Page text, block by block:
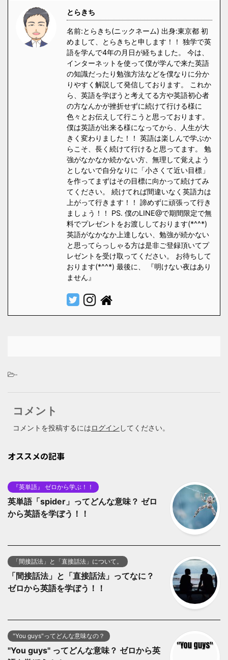
とらきち
名前:とらきち(ニックネーム) 出身:東京都 初
めまして、とらきちと申します！！ 独学で英
語を学んで4年の月日が経ちました。 今は、
インターネットを使って僕が学んで来た英語
の知識だったり勉強方法などを僕なりに分か
りやすく解説して発信しております。 これか
ら、英語を学ぼうと考えてる方や英語初心者
の方なんかが挫折せずに続けて行ける様に
色々とお伝えして行こうと思っております。
僕は英語が出来る様になってから、人生が大
きく変わりました！！ 英語は楽しんで学ぶか
らこそ、長く続けて行けると思ってます。 勉
強がなかなか続かない方、無理して覚えよう
としないで自分なりに「小さくて近い目標」
を作ってまずはその目標に向かって続けてみ
てください。 続けてれば間違いなく英語力は
上がって行きます！！ 諦めずに頑張って行き
ましょう！！ PS. 僕のLINE@で期間限定で無
料でプレゼントをお渡ししております(*^^*)
英語がなかなか上達しない、勉強が続かない
と思ってらっしゃる方は是非ご登録頂いてプ
レゼントを受け取ってください。 お待ちして
おります(*^^*) 最後に、 『明けない夜はあり
ません』
-
コメント
コメントを投稿するにはログイン してください。
オススメの記事
『英単語』 ゼロから学ぶ！！
英単語「spider」ってどんな意味？ ゼロ
から英語を学ぼう！！
「間接話法」と「直接話法」について。
「間接話法」と「直接話法」ってなに？
ゼロから英語を学ぼう！！
"You guys"ってどんな意味なの？
"You guys" ってどんな意味？ ゼロから英